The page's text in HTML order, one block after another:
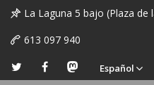
La Laguna 5 bajo (Plaza de
613 097 940
Español